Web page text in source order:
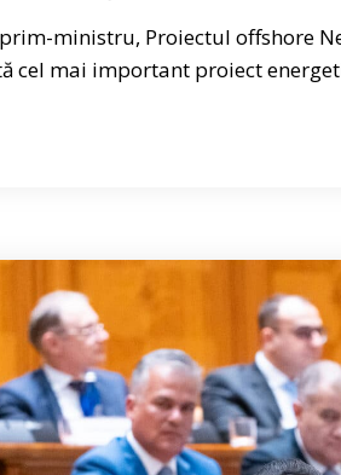
ministru, Proiectul offshore
cel mai important proiect